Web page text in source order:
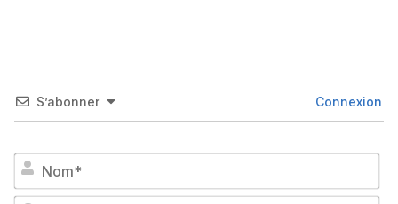
S’abonner Connexion